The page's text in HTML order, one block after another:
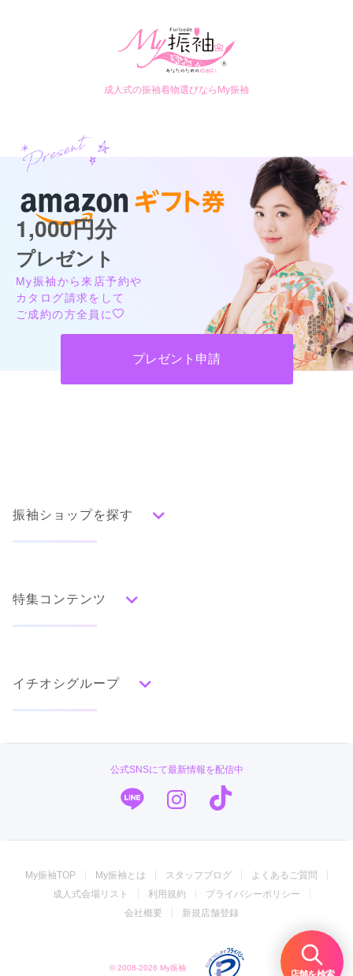
成人式の振袖着物選びならMy振袖
1,000円分
プレゼント
My振袖から来店予約や
カタログ請求をして
ご成約の方全員に
プレゼント申請
振袖ショップを探す
みんなの振袖ランキングトップ
色別ランキング
グレー
白
エレガント キュート クール
百合
橘 蝶 鶴 松竹梅 扇面 車
華籠
熨斗
宝尽 波 雪輪 雲取り 道長取り
矢絣
縞 その他
口コミから探す
特集コンテンツ
ママ振特集
個性的振袖コーディネート特集
成人式レポート
振袖ブランド特集
イチオシグループ
ジョイフル恵利
振袖館COCOL
公式SNSにて最新情報を配信中
My振袖TOP My振袖とは スタッフブログ
よくあるご質問
成人式会場リスト
利用規約
プライバシーポリシー
会社概要
新規店舗登録
© 2008-2026 My振袖